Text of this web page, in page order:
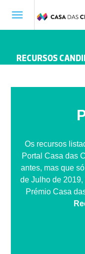
Toggle
RECURSOS
Os recursos
Portal Casa das
antes, mas que
de Julho de
Prémio Casa